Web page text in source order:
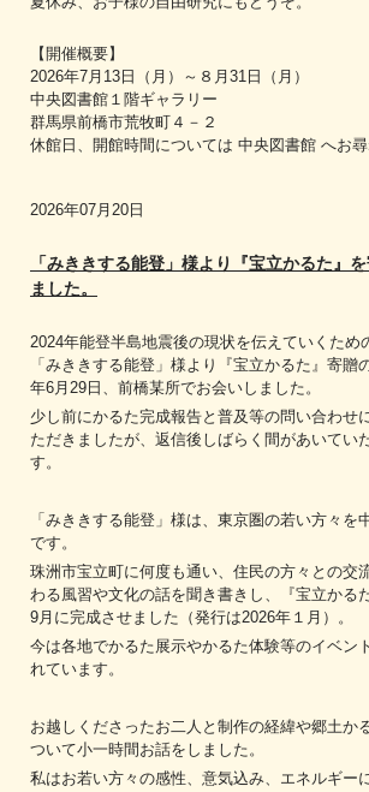
【開催概要】
2026年7月13日（月）～８月31日（月）
中央図書館１階ギャラリー
群馬県前橋市荒牧町４－２
休館日、開館時間については 中央図書館 へお尋
2026年07月20日
「みききする能登」様より『宝立かるた』
ました。
2024年能登半島地震後の現状を伝えていくため
「みききする能登」様より『宝立かるた』寄贈
年6月29日、前橋某所でお会いしました。
少し前にかるた完成報告と普及等の問い合わせ
ただきましたが、返信後しばらく間があいてい
す。
「みききする能登」様は、東京圏の若い方々を
です。
珠洲市宝立町に何度も通い、住民の方々との交
わる風習や文化の話を聞き書きし、『宝立かる
9月に完成させました（発行は2026年１月）。
今は各地でかるた展示やかるた体験等のイベン
れています。
お越しくださったお二人と制作の経緯や郷土か
ついて小一時間お話をしました。
私はお若い方々の感性、意気込み、エネルギー